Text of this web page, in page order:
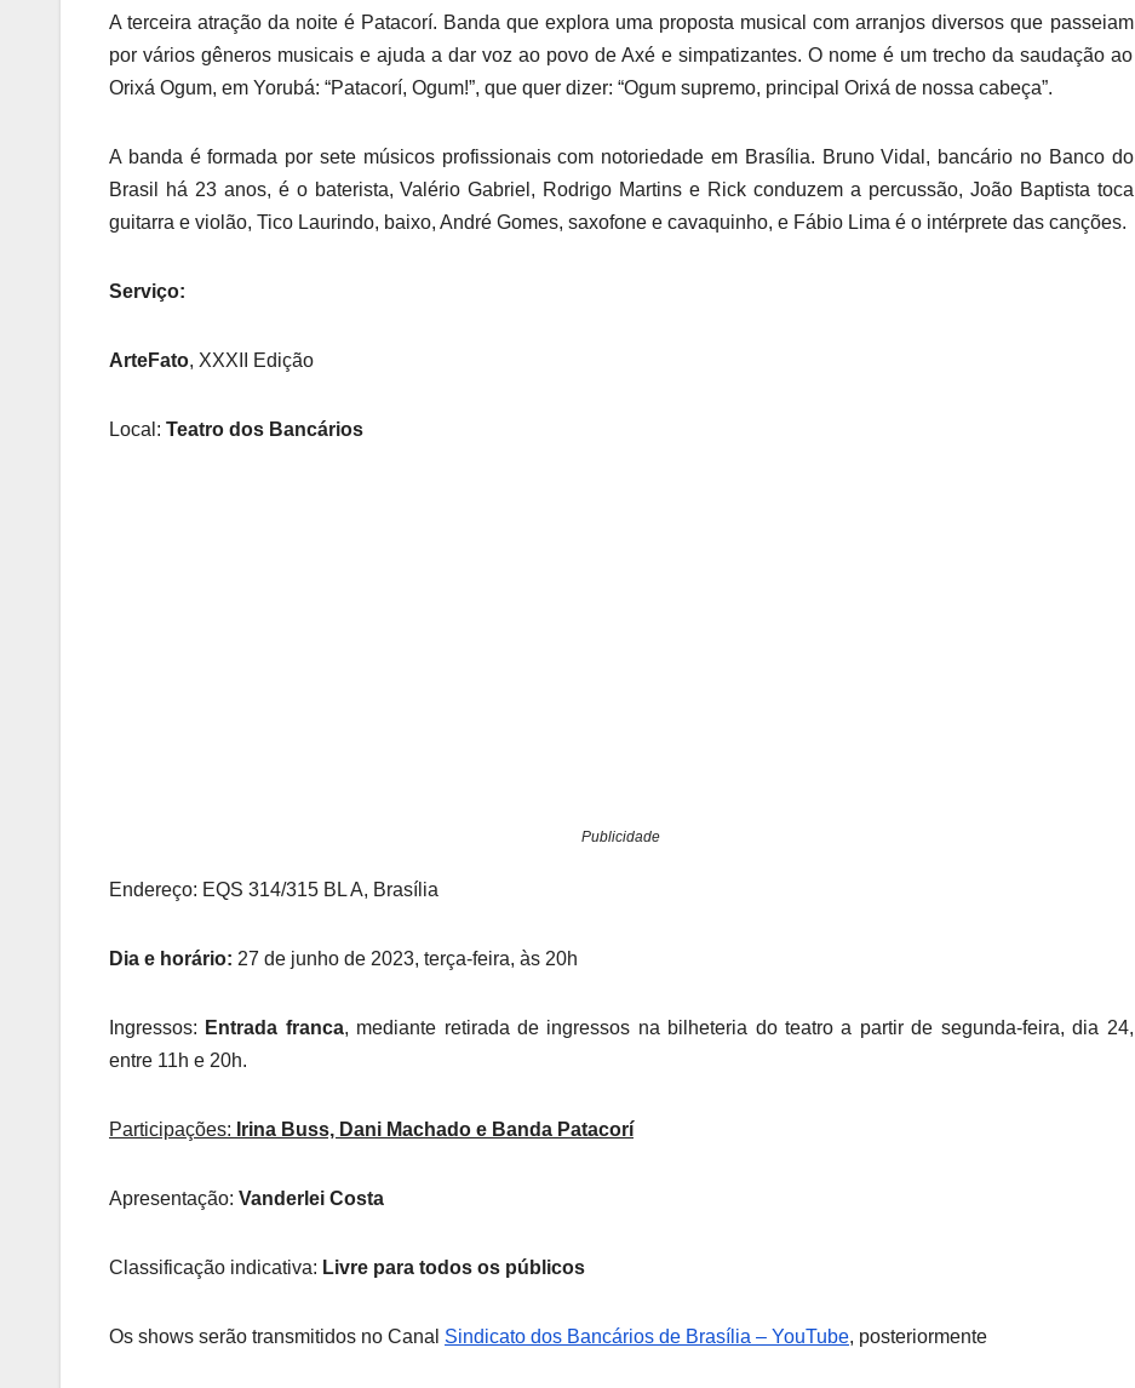
A terceira atração da noite é Patacorí. Banda que explora uma proposta musical com arranjos diversos que passeiam
por vários gêneros musicais e ajuda a dar voz ao povo de Axé e simpatizantes. O nome é um trecho da saudação ao
Orixá Ogum, em Yorubá: “Patacorí, Ogum!”, que quer dizer: “Ogum supremo, principal Orixá de nossa cabeça”.
A banda é formada por sete músicos profissionais com notoriedade em Brasília. Bruno Vidal, bancário no Banco do
Brasil há 23 anos, é o baterista, Valério Gabriel, Rodrigo Martins e Rick conduzem a percussão, João Baptista toca
guitarra e violão, Tico Laurindo, baixo, André Gomes, saxofone e cavaquinho, e Fábio Lima é o intérprete das canções.
Serviço:
ArteFato, XXXII Edição
Local: Teatro dos Bancários
Publicidade
Endereço: EQS 314/315 BL A, Brasília
Dia e horário: 27 de junho de 2023, terça-feira, às 20h
Ingressos: Entrada franca, mediante retirada de ingressos na bilheteria do teatro a partir de segunda-feira, dia 24,
entre 11h e 20h.
Participações: Irina Buss, Dani Machado e Banda Patacorí
Apresentação: Vanderlei Costa
Classificação indicativa: Livre para todos os públicos
Os shows serão transmitidos no Canal Sindicato dos Bancários de Brasília – YouTube, posteriormente